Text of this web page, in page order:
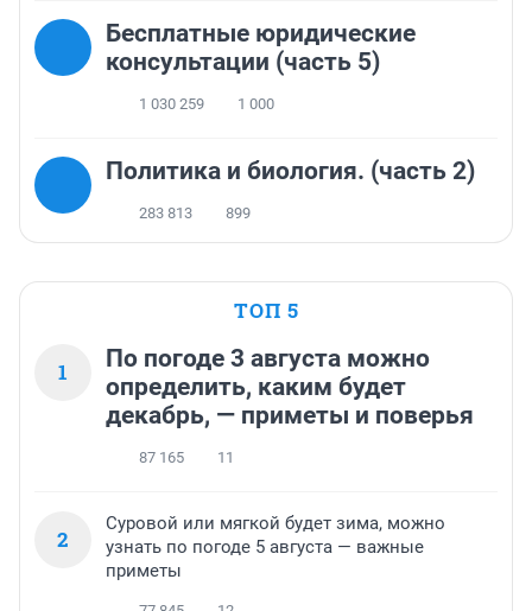
Бесплатные юридические
консультации (часть 5)
1 030 259 1 000
Политика и биология. (часть 2)
283 813 899
ТОП 5
1
По погоде 3 августа можно
определить, каким будет
декабрь, — приметы и поверья
87 165 11
2
Суровой или мягкой будет зима, можно
узнать по погоде 5 августа — важные
приметы